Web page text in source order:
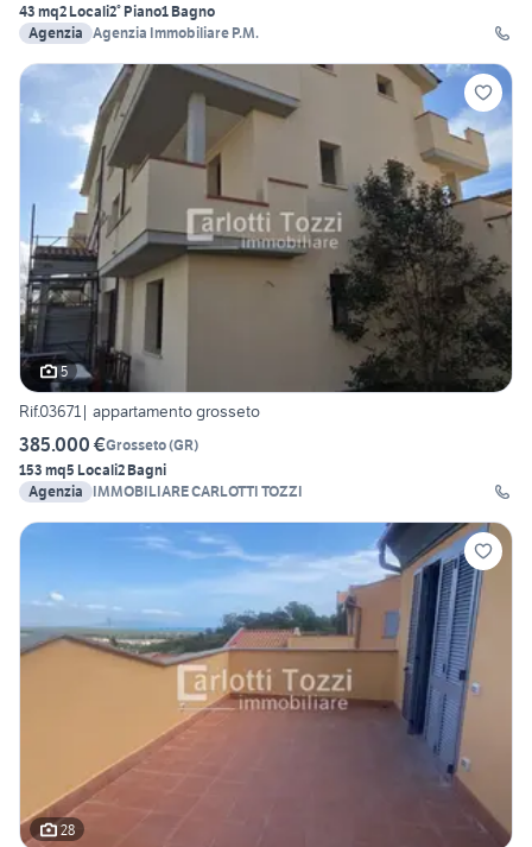
43 mq2 Locali2° Piano1 Bagno
Agenzia Agenzia Immobiliare P.M.
5
Rif.03671| appartamento grosseto
385.000 €Grosseto(GR)
153 mq5 Locali2 Bagni
Agenzia
IMMOBILIARE CARLOTTI TOZZI
28